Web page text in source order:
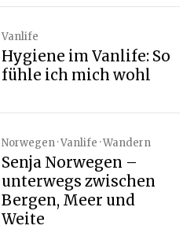
Vanlife
Hygiene im Vanlife: So
fühle ich mich wohl
Norwegen · Vanlife · Wandern
Senja Norwegen –
unterwegs zwischen
Bergen, Meer und
Weite